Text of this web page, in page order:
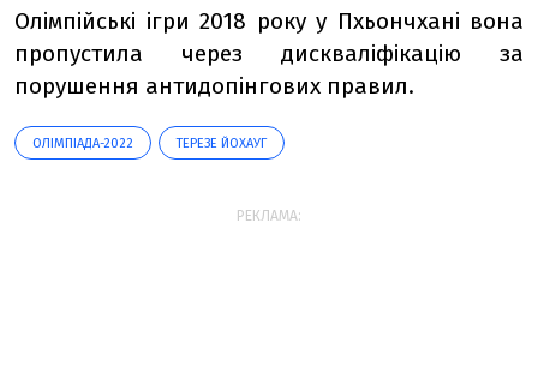
Олімпійські ігри 2018 року у Пхьончхані вона
пропустила через дискваліфікацію за
порушення антидопінгових правил.
ОЛІМПІАДА-2022 ТЕРЕЗЕ ЙОХАУГ
РЕКЛАМА: